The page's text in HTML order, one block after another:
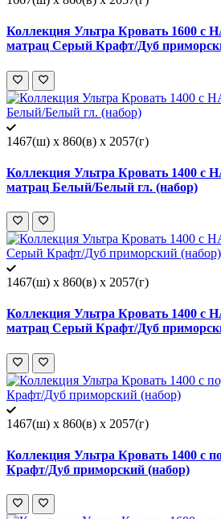
Коллекция Ультра Кровать 1600
матрац Серый Крафт/Дуб
1467(ш) x 860(в) x 2057(г)
Коллекция Ультра Кровать 1400
матрац Белый/Белый гл. (набор)
1467(ш) x 860(в) x 2057(г)
Коллекция Ультра Кровать 1400
матрац Серый Крафт/Дуб
1467(ш) x 860(в) x 2057(г)
Коллекция Ультра Кровать 1400 с
Крафт/Дуб приморский (набор)